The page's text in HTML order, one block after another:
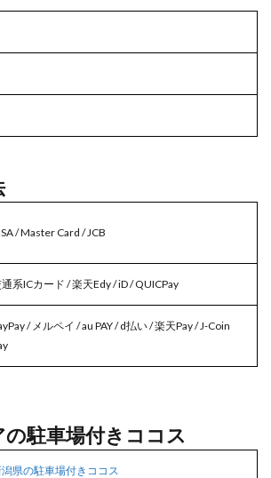
/ Master Card / JCB
系ICカード / 楽天Edy / iD / QUICPay
/ メルペイ / au PAY / d払い / 楽天Pay / J-Coin
駐車場付きココス
県の駐車場付きココス